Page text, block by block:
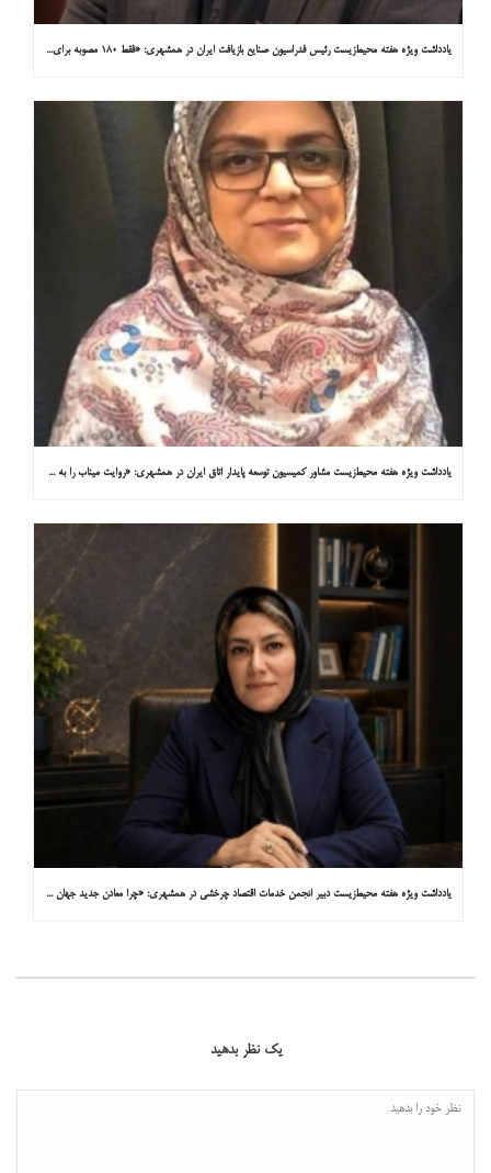
یادداشت ویژه هفته محیط‌زیست رئیس فدراسیون صنایع بازیافت ایران در همشهری: «فقط ۱۸۰ مصوبه برای خارج کردن خودروهای فرسوده از خیابان‌ها»
یادداشت ویژه هفته محیط‌زیست مشاور کمیسیون توسعه پایدار اتاق ایران در همشهری: «روایت میناب را به کاپ ۳۱ ببریم»
یادداشت ویژه هفته محیط‌زیست دبیر انجمن خدمات اقتصاد چرخشی در همشهری: «چرا معادن جدید جهان زیر زمین نیستند؟»
یک نظر بدهید